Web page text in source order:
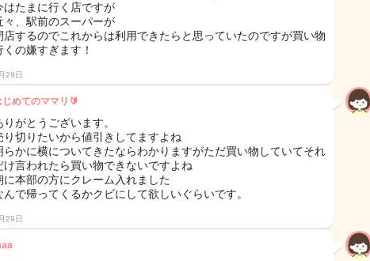
はたまに行く店ですが
々、駅前のスーパーが
店するのでこれからは利用できたらと思っていたのですが買い物
くの嫌すぎます！
29日
じめてのママリ🔰
りがとうございます。
り切りたいから値引きしてますよね
らかに横についてきたならわかりますがただ買い物していてそれ
け言われたら買い物できないですよね
に本部の方にクレーム入れました
んで帰ってくるかクビにして欲しいぐらいです。
29日